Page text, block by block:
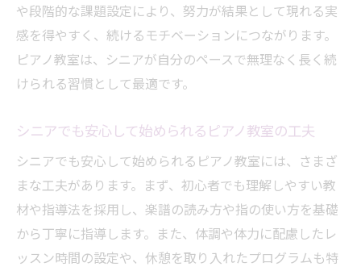
や段階的な課題設定により、努力が結果として現れる実
感を得やすく、続けるモチベーションにつながります。
ピアノ教室は、シニアが自分のペースで無理なく長く続
けられる習慣として最適です。
シニアでも安心して始められるピアノ教室の工夫
シニアでも安心して始められるピアノ教室には、さまざ
まな工夫があります。まず、初心者でも理解しやすい教
材や指導法を採用し、楽譜の読み方や指の使い方を基礎
から丁寧に指導します。また、体調や体力に配慮したレ
ッスン時間の設定や、休憩を取り入れたプログラムも特